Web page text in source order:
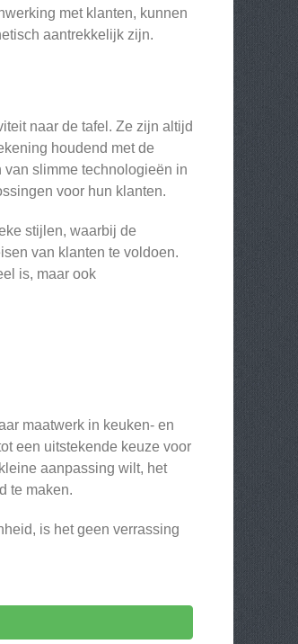
met klanten, kunnen
aantrekkelijk zijn.
naar de tafel. Ze zijn altijd
houdend met de
van slimme technologieën in
voor hun klanten.
stijlen, waarbij de
van klanten te voldoen.
is, maar ook
maatwerk in keuken- en
een uitstekende keuze voor
aanpassing wilt, het
te maken.
is het geen verrassing